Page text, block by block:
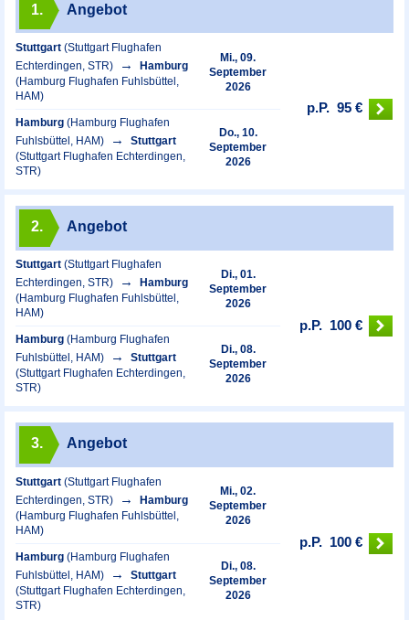
1. Angebot
Stuttgart (Stuttgart Flughafen
Echterdingen, STR)
Hamburg
(Hamburg Flughafen Fuhlsbüttel,
HAM)
Mi., 09.
September
2026
Hamburg (Hamburg Flughafen
Fuhlsbüttel, HAM)
Stuttgart
(Stuttgart Flughafen Echterdingen,
STR)
Do., 10.
September
2026
p.P. 95 €
2. Angebot
Stuttgart (Stuttgart Flughafen
Echterdingen, STR)
Hamburg
(Hamburg Flughafen Fuhlsbüttel,
HAM)
Di., 01.
September
2026
Hamburg (Hamburg Flughafen
Fuhlsbüttel, HAM)
Stuttgart
(Stuttgart Flughafen Echterdingen,
STR)
Di., 08.
September
2026
p.P. 100 €
3. Angebot
Stuttgart (Stuttgart Flughafen
Echterdingen, STR)
Hamburg
(Hamburg Flughafen Fuhlsbüttel,
HAM)
Mi., 02.
September
2026
Hamburg (Hamburg Flughafen
Fuhlsbüttel, HAM)
Stuttgart
(Stuttgart Flughafen Echterdingen,
STR)
Di., 08.
September
2026
p.P. 100 €